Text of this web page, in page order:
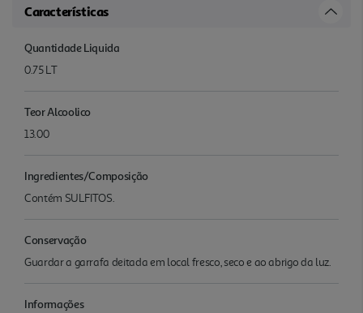
Características
Quantidade Liquida
0.75 LT
Teor Alcoolico
13.00
Ingredientes/Composição
Contém SULFITOS.
Conservação
Guardar a garrafa deitada em local fresco, seco e ao abrigo da luz.
Informações